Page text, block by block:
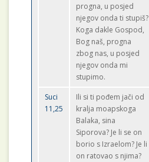
progna, u posjed
njegov onda ti stupiš?
Koga dakle Gospod,
Bog naš, progna
zbog nas, u posjed
njegov onda mi
stupimo.
Suci
11,25
Ili si ti pođem jači od
kralja moapskoga
Balaka, sina
Siporova? Je li se on
borio s Izraelom? Je li
on ratovao s njima?